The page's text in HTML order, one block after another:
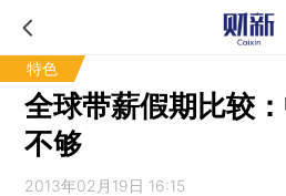
特色
全球带薪假期比较
不够
2013年02月19日 16:15